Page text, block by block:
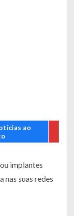
ao
implantes
nas suas redes